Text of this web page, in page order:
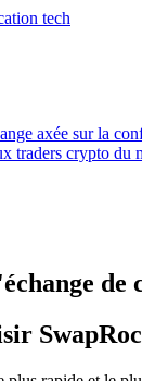
tech
axée sur la
traders crypto du
de